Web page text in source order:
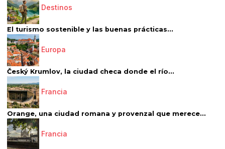
Destinos
El turismo sostenible y las buenas prácticas...
Europa
Český Krumlov, la ciudad checa donde el río...
Francia
Orange, una ciudad romana y provenzal que merece...
Francia